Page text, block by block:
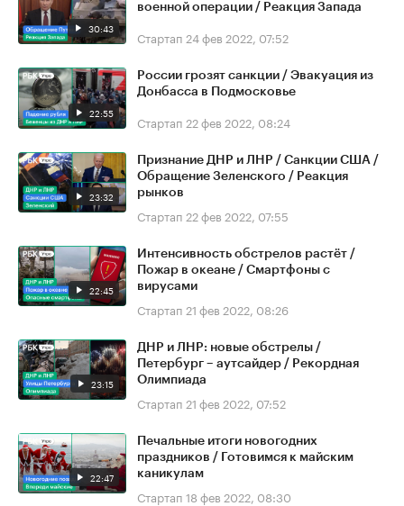
30:43
военной операции / Реакция Запада
Стартап 24 фев 2022, 07:52
22:55
России грозят санкции / Эвакуация из
Донбасса в Подмосковье
Стартап 22 фев 2022, 08:24
23:32
Признание ДНР и ЛНР / Санкции США /
Обращение Зеленского / Реакция
рынков
Стартап 22 фев 2022, 07:55
22:45
Интенсивность обстрелов растёт /
Пожар в океане / Смартфоны с
вирусами
Стартап 21 фев 2022, 08:26
23:15
ДНР и ЛНР: новые обстрелы /
Петербург – аутсайдер / Рекордная
Олимпиада
Стартап 21 фев 2022, 07:52
22:47
Печальные итоги новогодних
праздников / Готовимся к майским
каникулам
Стартап 18 фев 2022, 08:30